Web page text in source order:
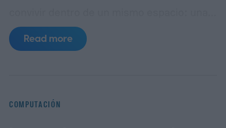
conversación puede pasar de una
estrategia de contenidos a una receta, de
usuario advierta que también está
Read more
COMPUTACIÓN